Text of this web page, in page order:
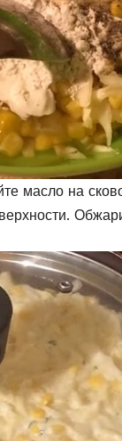
масло на